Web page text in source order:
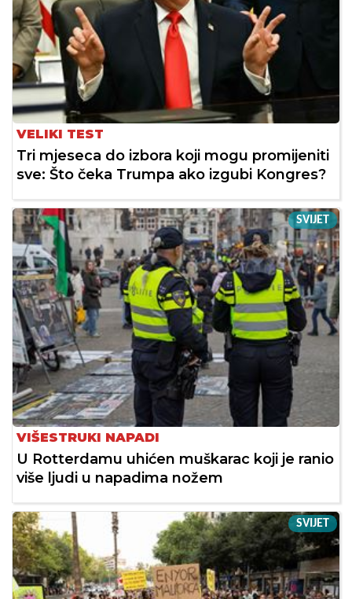
VELIKI TEST
Tri mjeseca do izbora koji mogu promijeniti
sve: Što čeka Trumpa ako izgubi Kongres?
SVIJET
VIŠESTRUKI NAPADI
U Rotterdamu uhićen muškarac koji je ranio
više ljudi u napadima nožem
SVIJET